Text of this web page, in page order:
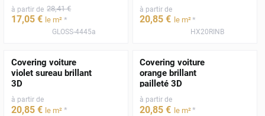
à partir de 28,41 €
17,05 € le m² *
GLOSS-4445a
à partir de
20,85 € le m²*
HX20RINB
Covering voiture
violet sureau brillant
3D
à partir de
20,85 € le m² *
Covering voiture
orange brillant
pailleté 3D
à partir de
20,85 € le m²*